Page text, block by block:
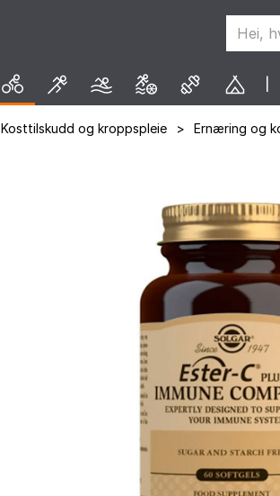
Kosttilskudd og kroppspleie > Ernæring og